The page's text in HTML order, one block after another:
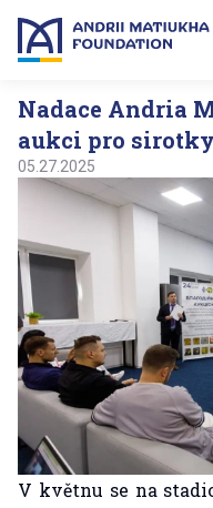
Nadace Andria
aukci pro sirotky
05.27.2025
V květnu se na